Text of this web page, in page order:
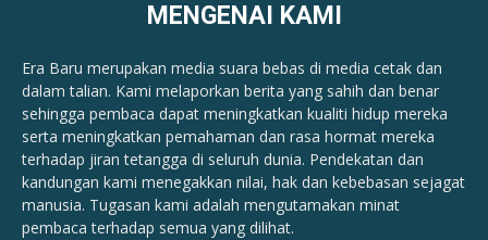
MENGENAI KAMI
Era Baru merupakan media suara bebas di media cetak dan
dalam talian. Kami melaporkan berita yang sahih dan benar ​​
sehingga pembaca dapat meningkatkan kualiti hidup mereka
serta meningkatkan pemahaman dan rasa hormat mereka
terhadap jiran tetangga di seluruh dunia. Pendekatan dan
kandungan kami menegakkan nilai, hak dan kebebasan sejagat
manusia. Tugasan kami adalah mengutamakan minat
pembaca terhadap semua yang dilihat.